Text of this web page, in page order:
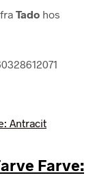
fra Tado hos
Farve: